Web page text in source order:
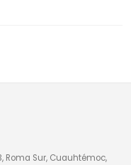
Roma Sur, Cuauhtémoc,